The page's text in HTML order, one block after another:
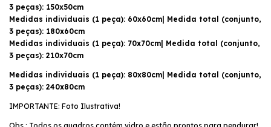
3 peças): 150x50cm
Medidas individuais (1 peça): 60x60cm| Medida total (conjunto,
3 peças): 180x60cm
Medidas individuais (1 peça): 70x70cm| Medida total (conjunto,
3 peças): 210x70cm
Medidas individuais (1 peça): 80x80cm| Medida total (conjunto,
3 peças): 240x80cm
IMPORTANTE: Foto Ilustrativa!